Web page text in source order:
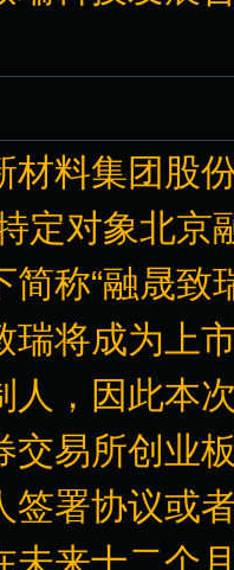
材料集团股
定对象北
简称“融晟致
瑞将成为上
人，因此本
交易所创业
签署协议或